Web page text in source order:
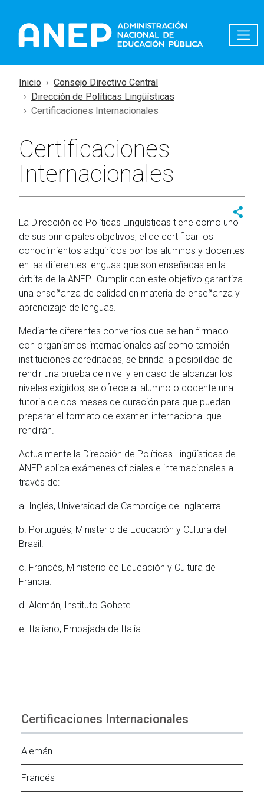
Inicio
Consejo Directivo Central
Dirección de Políticas Lingüísticas
Certificaciones Internacionales
Certificaciones
Internacionales
La Dirección de Políticas Lingüísticas tiene como uno
de sus prinicipales objetivos, el de certificar los
conocimientos adquiridos por los alumnos y docentes
en las diferentes lenguas que son enseñadas en la
órbita de la ANEP. Cumplir con este objetivo garantiza
una enseñanza de calidad en materia de enseñanza y
aprendizaje de lenguas.
Mediante diferentes convenios que se han firmado
con organismos internacionales así como también
instituciones acreditadas, se brinda la posibilidad de
rendir una prueba de nivel y en caso de alcanzar los
niveles exigidos, se ofrece al alumno o docente una
tutoria de dos meses de duración para que puedan
preparar el formato de examen internacional que
rendirán.
Actualmente la Dirección de Políticas Lingüísticas de
ANEP aplica exámenes oficiales e internacionales a
través de:
a. Inglés, Universidad de Cambrdige de Inglaterra.
b. Portugués, Ministerio de Educación y Cultura del
Brasil.
c. Francés, Ministerio de Educación y Cultura de
Francia.
d. Alemán, Instituto Gohete.
e. Italiano, Embajada de Italia.
Certificaciones Internacionales
Alemán
Francés